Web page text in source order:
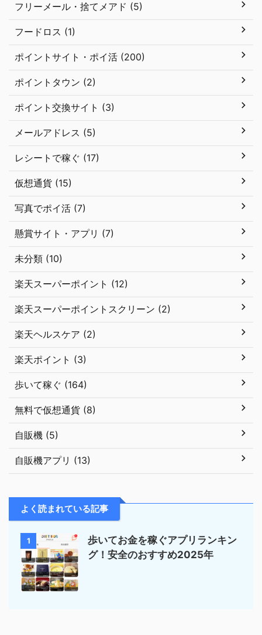
フリーメール・捨てメアド (5)
フードロス (1)
ポイントサイト・ポイ活 (200)
ポイントタウン (2)
ポイント交換サイト (3)
メールアドレス (5)
レシートで稼ぐ (17)
仮想通貨 (15)
写真でポイ活 (7)
懸賞サイト・アプリ (7)
未分類 (10)
楽天スーパーポイント (12)
楽天スーパーポイントスクリーン (2)
楽天ヘルスケア (2)
楽天ポイント (3)
歩いて稼ぐ (164)
無料で仮想通貨 (8)
自販機 (5)
自販機アプリ (13)
よく読まれている記事
1
歩いてお金を稼ぐアプリランキン
グ！安全のおすすめ2025年